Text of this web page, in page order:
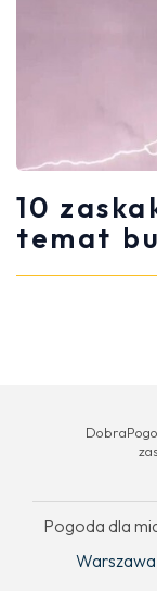
10
temat
Pogoda dla
Warszawa